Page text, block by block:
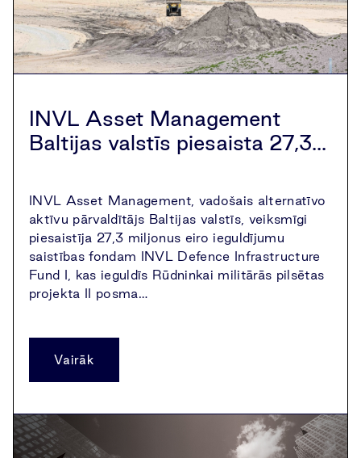
INVL Asset Management
Baltijas valstīs piesaista 27,3...
INVL Asset Management, vadošais alternatīvo
aktīvu pārvaldītājs Baltijas valstīs, veiksmīgi
piesaistīja 27,3 miljonus eiro ieguldījumu
saistības fondam INVL Defence Infrastructure
Fund I, kas ieguldīs Rūdninkai militārās pilsētas
projekta II posma…
Vairāk